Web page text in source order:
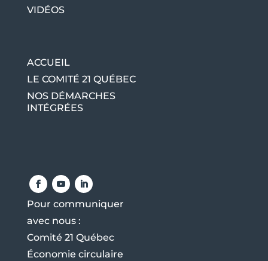
VIDÉOS
ACCUEIL
LE COMITÉ 21 QUÉBEC
NOS DÉMARCHES
INTÉGRÉES
Pour communiquer
avec nous :
Comité 21 Québec
Économie circulaire